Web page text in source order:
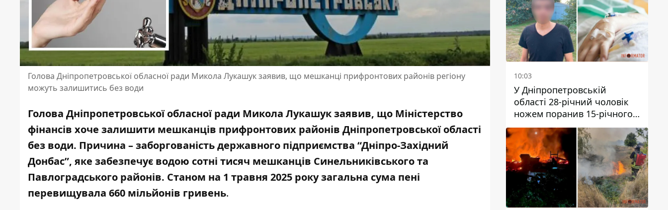
Голова Дніпропетровської обласної ради Микола Лукашук заявив, що мешканці прифронтових районів регіону
можуть залишитись без води
Голова Дніпропетровської обласної ради Микола Лукашук заявив, що Міністерство
фінансів хоче залишити мешканців прифронтових районів Дніпропетровської області
без води. Причина – заборгованість державного підприємства “Дніпро-Західний
Донбас”, яке забезпечує водою сотні тисяч мешканців Синельниківського та
Павлоградського районів. Станом на 1 травня 2025 року загальна сума пені
перевищувала 660 мільйонів гривень.
10:03
У Дніпропетровській
області 28-річний чоловік
ножем поранив 15-річного
хлопця